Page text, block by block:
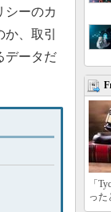
シーのカ
、取引
データだ
「
った